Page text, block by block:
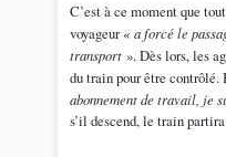
C’est à ce moment que
voyageur « a forcé le
transport». Dès lors, les
du train pour être contrôlé.
abonnement de travail, je
s’il descend, le train